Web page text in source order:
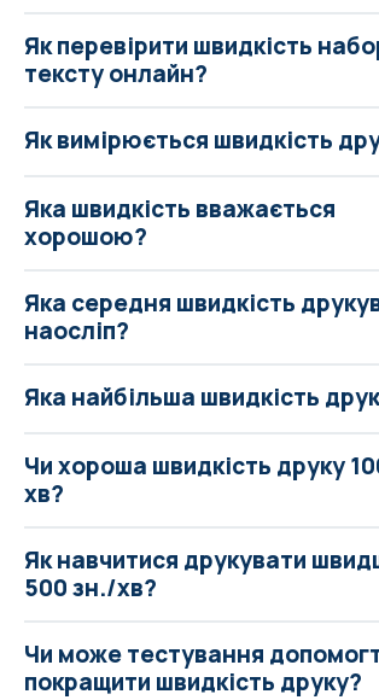
Як перевірити швидкість
тексту онлайн?
Як вимірюється швидкість
Яка швидкість вважається
хорошою?
Яка середня швидкість
наосліп?
Яка найбільша швидкість
Чи хороша швидкість друку
хв?
Як навчитися друкувати
500 зн./хв?
Чи може тестування
покращити швидкість друку?